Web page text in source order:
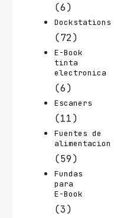
(6)
Dockstations
(72)
E-Book
tinta
electronica
(6)
Escaners
(11)
Fuentes de
alimentacion
(59)
Fundas
para
E-Book
(3)